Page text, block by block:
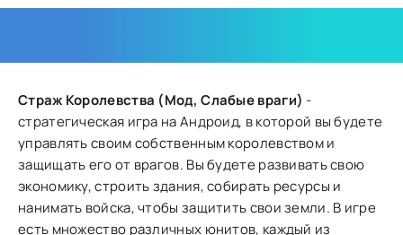
Страж Королевства (Мод, Слабые враги) -
стратегическая игра на Андроид, в которой вы будете
управлять своим собственным королевством и
защищать его от врагов. Вы будете развивать свою
экономику, строить здания, собирать ресурсы и
нанимать войска, чтобы защитить свои земли. В игре
есть множество различных юнитов, каждый из